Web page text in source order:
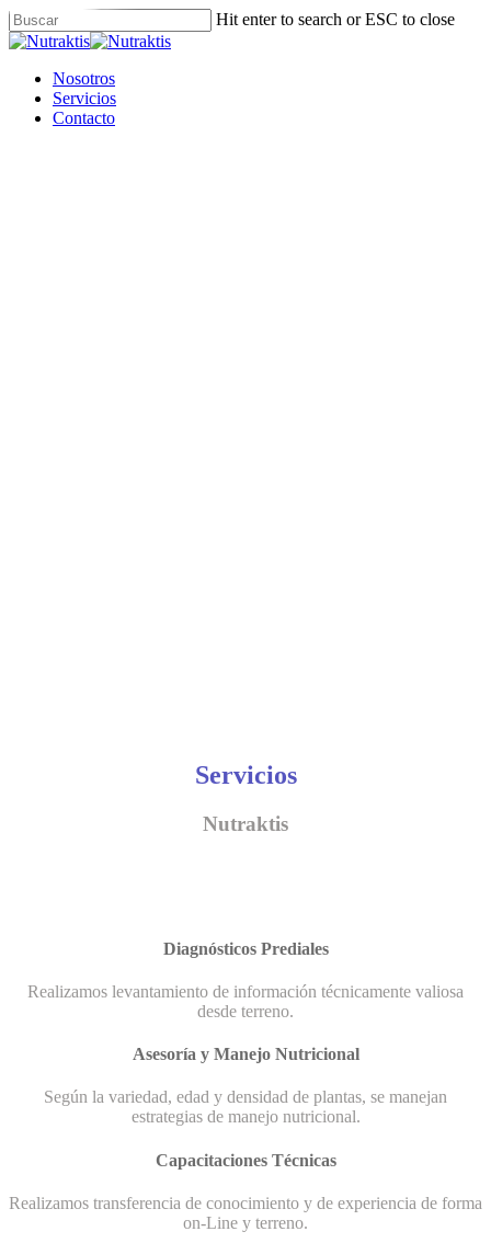
Skip
to
content
Hit enter to search or ESC to close
Close
Menu
Nosotros
Servicios
Contacto
Servicios
Nutraktis
Diagnósticos Prediales
Realizamos levantamiento de información técnicamente valiosa
desde terreno.
Asesoría y Manejo Nutricional
Según la variedad, edad y densidad de plantas, se manejan
estrategias de manejo nutricional.
Capacitaciones Técnicas
Realizamos transferencia de conocimiento y de experiencia de forma
on-Line y terreno.